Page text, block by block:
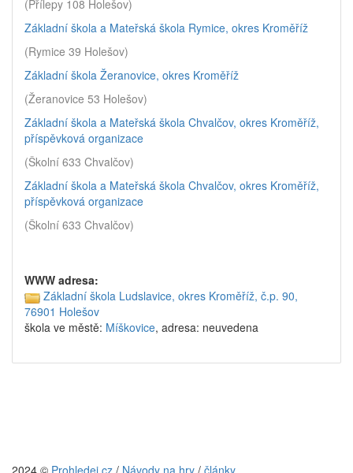
(Přílepy 108 Holešov)
Základní škola a Mateřská škola Rymice, okres Kroměříž
(Rymice 39 Holešov)
Základní škola Žeranovice, okres Kroměříž
(Žeranovice 53 Holešov)
Základní škola a Mateřská škola Chvalčov, okres Kroměříž,
příspěvková organizace
(Školní 633 Chvalčov)
Základní škola a Mateřská škola Chvalčov, okres Kroměříž,
příspěvková organizace
(Školní 633 Chvalčov)
WWW adresa:
Základní škola Ludslavice, okres Kroměříž, č.p. 90,
76901 Holešov
škola ve městě: Míškovice, adresa: neuvedena
2024 © Prohledej.cz / Návody na hry / články